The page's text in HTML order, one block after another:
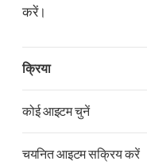
करें।
क्रिया
कोई आइटम चुनें
चयनित आइटम सक्रिय करें